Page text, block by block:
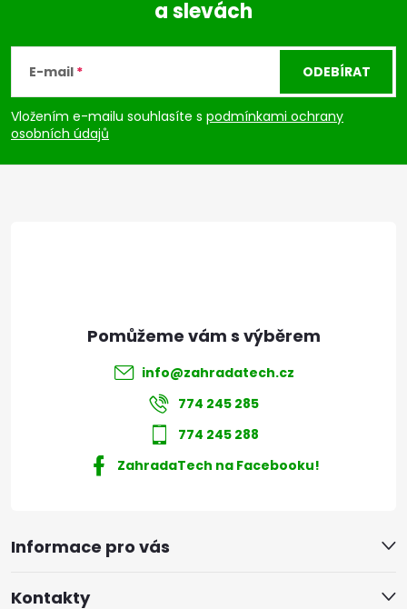
p
a
a slevách
E-mail
Vložením e-mailu souhlasíte s podmínkami ochrany
osobních údajů
ODEBÍRAT
Informace pro vás
Kontakty
info@zahradatech.cz
774 245 285
774 245 288
ZahradaTech na Facebooku!